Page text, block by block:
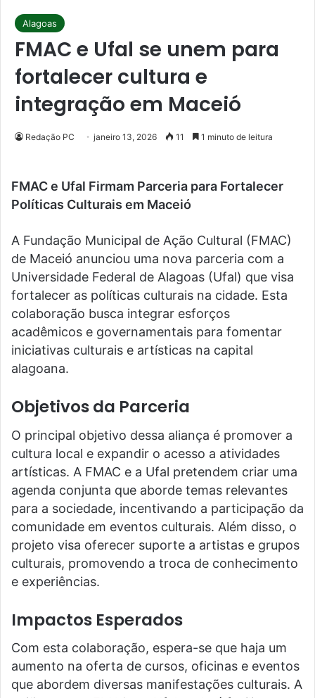
Alagoas
FMAC e Ufal se unem para
fortalecer cultura e
integração em Maceió
Redação PC janeiro 13, 2026 11 1 minuto de leitura
FMAC e Ufal Firmam Parceria para Fortalecer
Políticas Culturais em Maceió
A Fundação Municipal de Ação Cultural (FMAC)
de Maceió anunciou uma nova parceria com a
Universidade Federal de Alagoas (Ufal) que visa
fortalecer as políticas culturais na cidade. Esta
colaboração busca integrar esforços
acadêmicos e governamentais para fomentar
iniciativas culturais e artísticas na capital
alagoana.
Objetivos da Parceria
O principal objetivo dessa aliança é promover a
cultura local e expandir o acesso a atividades
artísticas. A FMAC e a Ufal pretendem criar uma
agenda conjunta que aborde temas relevantes
para a sociedade, incentivando a participação da
comunidade em eventos culturais. Além disso, o
projeto visa oferecer suporte a artistas e grupos
culturais, promovendo a troca de conhecimento
e experiências.
Impactos Esperados
Com esta colaboração, espera-se que haja um
aumento na oferta de cursos, oficinas e eventos
que abordem diversas manifestações culturais. A